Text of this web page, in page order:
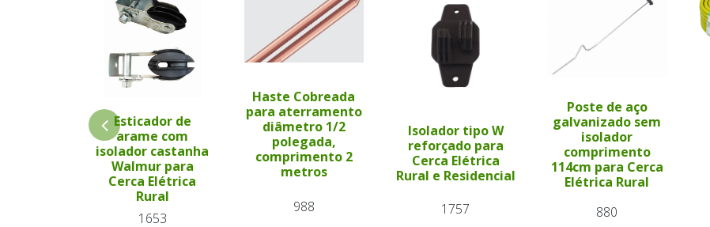
Esticador de
arame com
isolador castanha
Walmur para
Cerca Elétrica
Rural
1653
Haste Cobreada
para aterramento
diâmetro 1/2
polegada,
comprimento 2
metros
988
Isolador tipo W
reforçado para
Cerca Elétrica
Rural e Residencial
1757
Poste de aço
galvanizado sem
isolador
comprimento
114cm para Cerca
Elétrica Rural
880